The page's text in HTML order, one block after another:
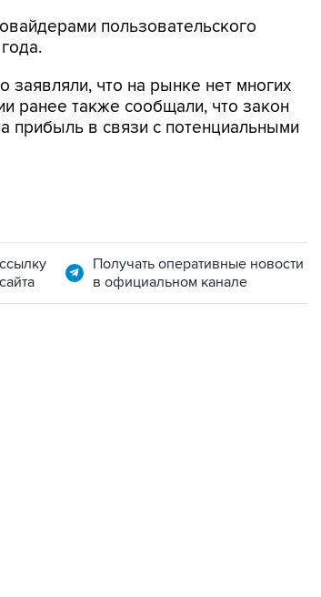
пользовательского
заявляли, что на рынке нет многих
ранее также сообщали, что закон
прибыль в связи с потенциальными
Получать оперативные новости
в официальном канале